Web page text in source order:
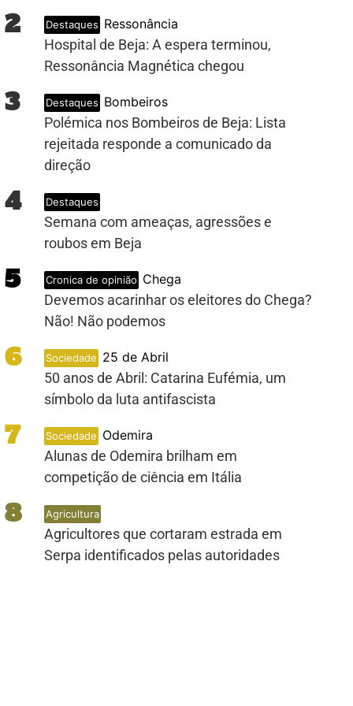
2 Destaques Ressonância
Hospital de Beja: A espera terminou,
Ressonância Magnética chegou
3 Destaques Bombeiros
Polémica nos Bombeiros de Beja: Lista
rejeitada responde a comunicado da
direção
4 Destaques
Semana com ameaças, agressões e
roubos em Beja
5 Cronica de opinião Chega
Devemos acarinhar os eleitores do Chega?
Não! Não podemos
6 Sociedade 25 de Abril
50 anos de Abril: Catarina Eufémia, um
símbolo da luta antifascista
7 Sociedade Odemira
Alunas de Odemira brilham em
competição de ciência em Itália
8 Agricultura
Agricultores que cortaram estrada em
Serpa identificados pelas autoridades